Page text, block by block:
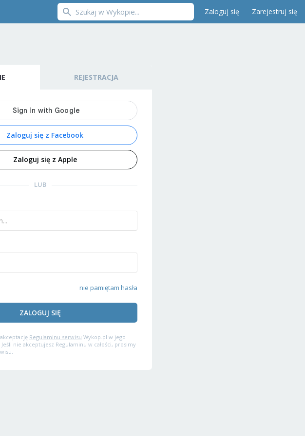
Zaloguj się Zarejestruj się
REJESTRACJA
Zaloguj się z Facebook
Zaloguj się z Apple
LUB
nie pamiętam hasła
ZALOGUJ SIĘ
Regulaminu serwisu Wykop.pl w jego
nie akceptujesz Regulaminu w całości, prosimy